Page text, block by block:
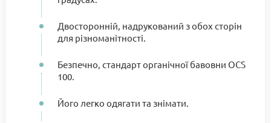
Двосторонній, надрукований з обох сторін
для різноманітності.
Безпечно, стандарт органічної бавовни OCS
100.
Його легко одягати та знімати.